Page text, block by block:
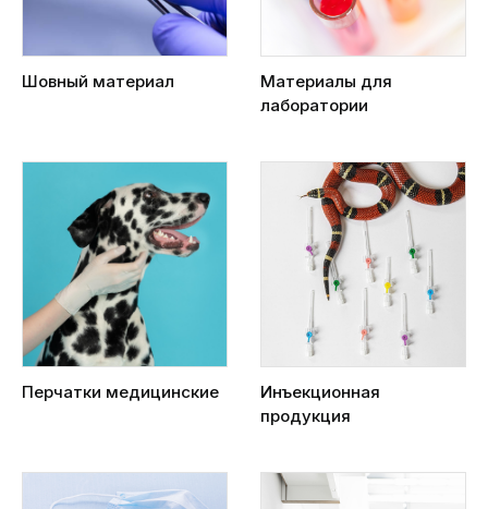
Шовный материал
Материалы для
лаборатории
Перчатки медицинские
Инъекционная
продукция